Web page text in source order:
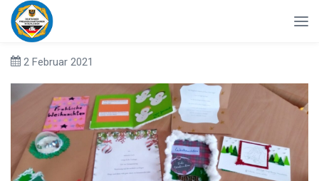
2 Februar 2021